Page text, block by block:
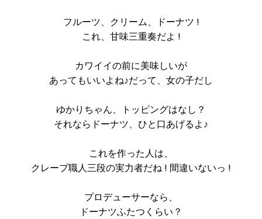
フルーツ、クリーム、ドーナツ !
これ、甘味三重奏だよ !
カワイイの前に美味しいが
あってもいいよね♪だって、女の子だし
ゆかりちゃん、トッピングはなし？
それならドーナツ、ひと口あげるよ♪
これを作った人は、
クレープ職人三段の実力者だね ! 間違いないっ !
プロデューサーなら、
ドーナツふたつくらい？